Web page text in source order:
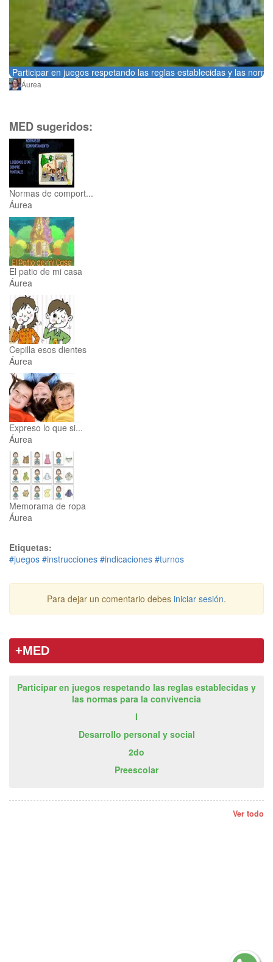
Participar en juegos respetando las reglas establecidas y las
Áurea
MED sugeridos:
Normas de comport...
Áurea
El patio de mi casa
Áurea
Cepilla esos dientes
Áurea
Expreso lo que si...
Áurea
Memorama de ropa
Áurea
Etiquetas:
#juegos #instrucciones #indicaciones #turnos
Para dejar un comentario debes iniciar sesión.
+MED
Participar en juegos respetando las reglas establecidas y
las normas para la convivencia
I
Desarrollo personal y social
2do
Preescolar
Ver todo